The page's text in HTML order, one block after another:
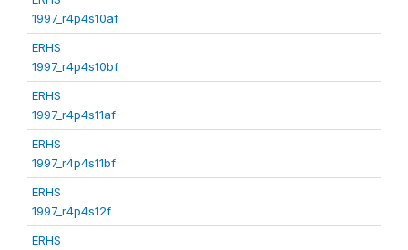
1997_r4p4s10af
ERHS
1997_r4p4s10bf
ERHS
1997_r4p4s11af
ERHS
1997_r4p4s11bf
ERHS
1997_r4p4s12f
ERHS